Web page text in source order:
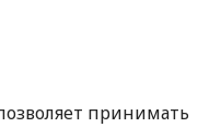
принимать